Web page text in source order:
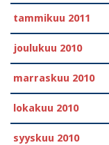
tammikuu 2011
joulukuu 2010
marraskuu 2010
lokakuu 2010
syyskuu 2010